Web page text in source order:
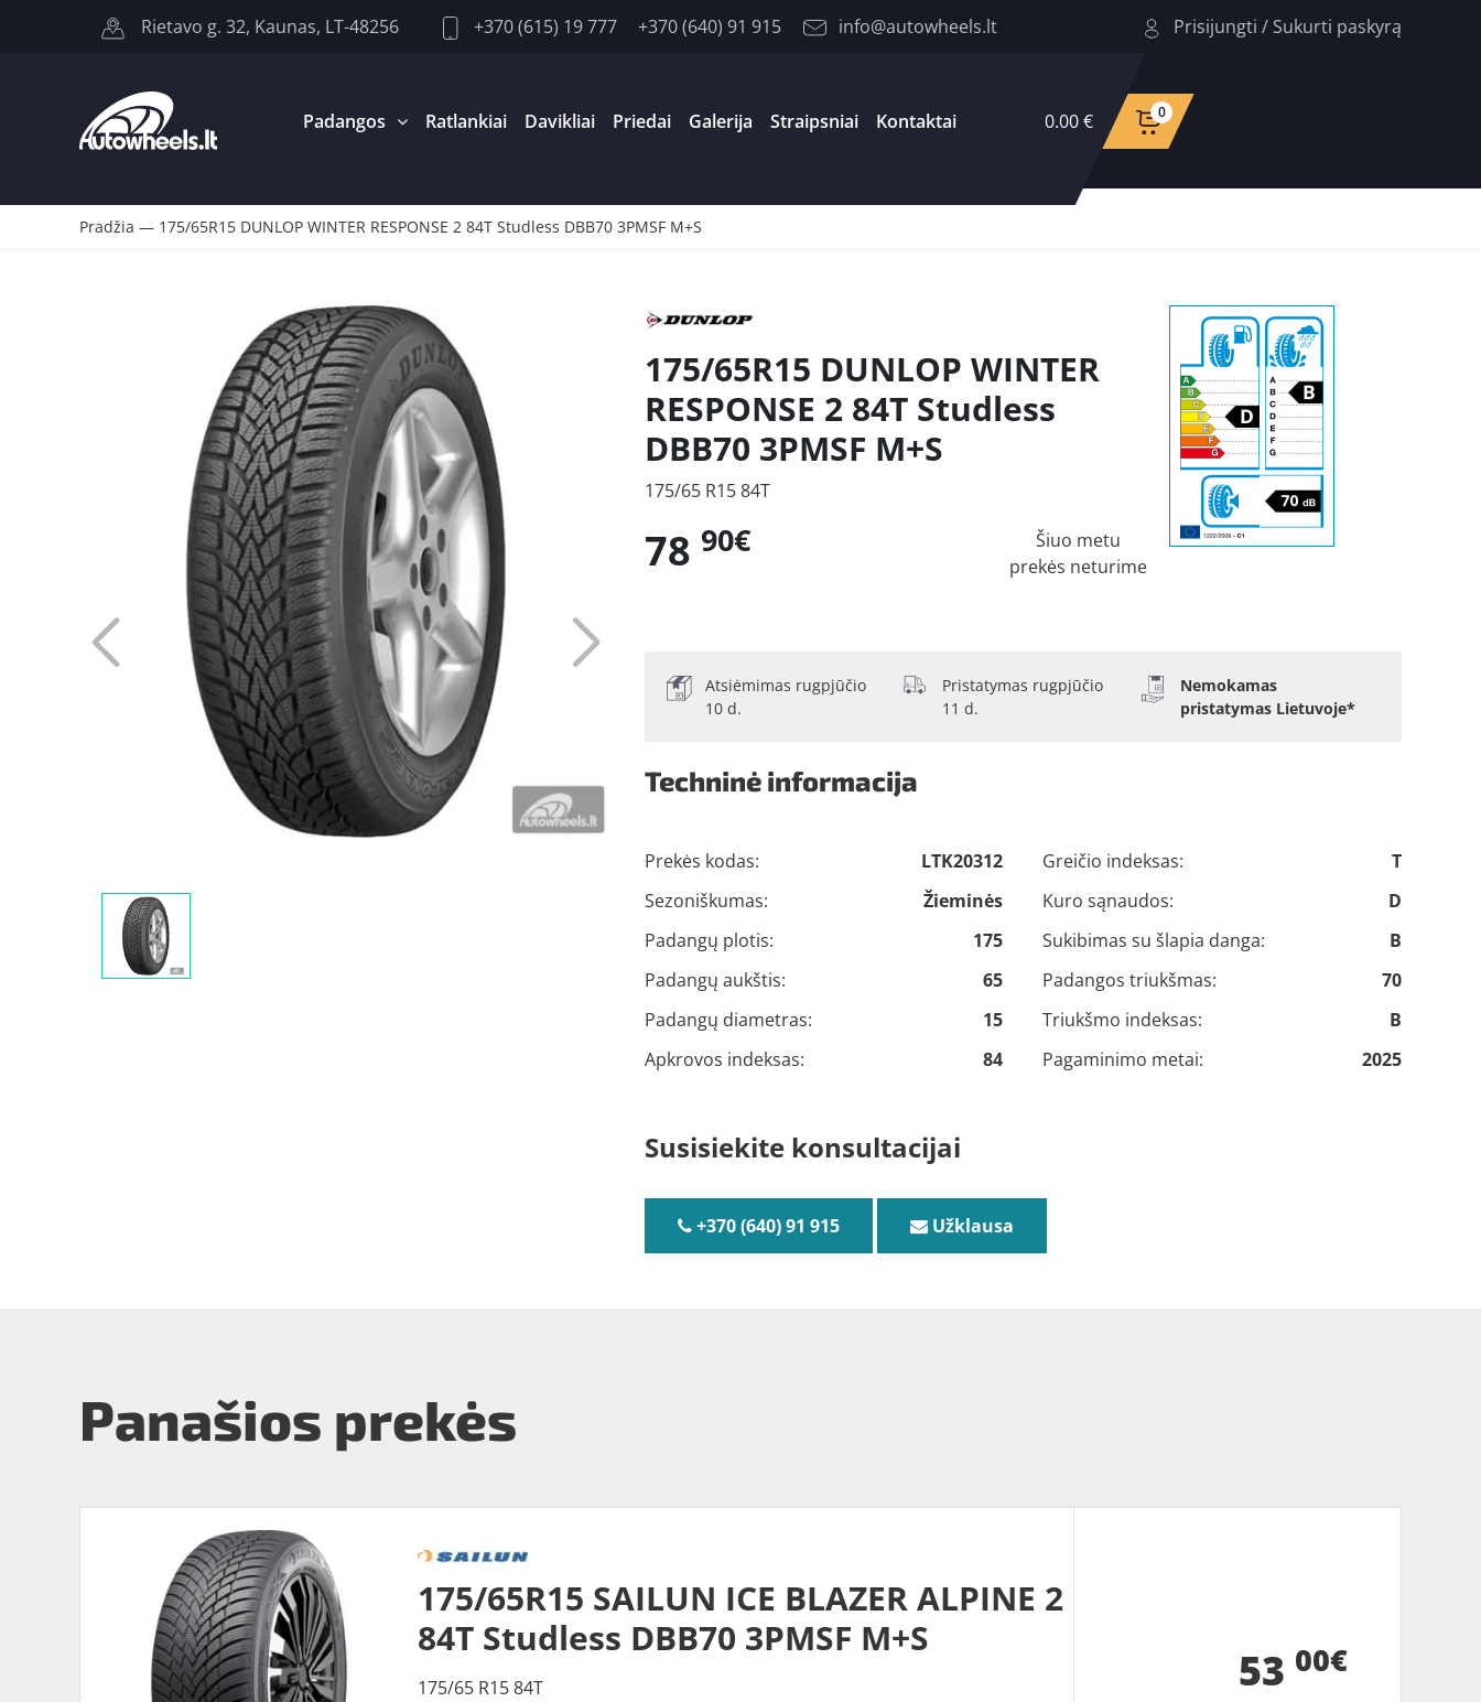
Rietavo g. 32, Kaunas, LT-48256 +370 (615) 19 777 +370 (640) 91 915 info@autowheels.lt Prisijungti / Sukurti paskyrą
Padangos Ratlankiai Davikliai Priedai Galerija Straipsniai Kontaktai 0.00 € 0
Pradžia — 175/65R15 DUNLOP WINTER RESPONSE 2 84T Studless DBB70 3PMSF M+S
175/65R15 DUNLOP WINTER
RESPONSE 2 84T Studless
DBB70 3PMSF M+S
175/65 R15 84T
78 90€
Šiuo metu
prekės neturime
Atsiėmimas rugpjūčio
10 d.
Pristatymas rugpjūčio
11 d.
Nemokamas
pristatymas Lietuvoje*
Techninė informacija
Prekės kodas:
LTK20312
Sezoniškumas:
Žieminės
Padangų plotis:
175
Padangų aukštis:
65
Padangų diametras:
15
Apkrovos indeksas:
84
Greičio indeksas:
T
Kuro sąnaudos:
D
Sukibimas su šlapia danga:
B
Padangos triukšmas:
70
Triukšmo indeksas:
B
Pagaminimo metai:
2025
Susisiekite konsultacijai
+370 (640) 91 915 Užklausa
Panašios prekės
175/65R15 SAILUN ICE BLAZER ALPINE 2
84T Studless DBB70 3PMSF M+S
175/65 R15 84T
53 00€